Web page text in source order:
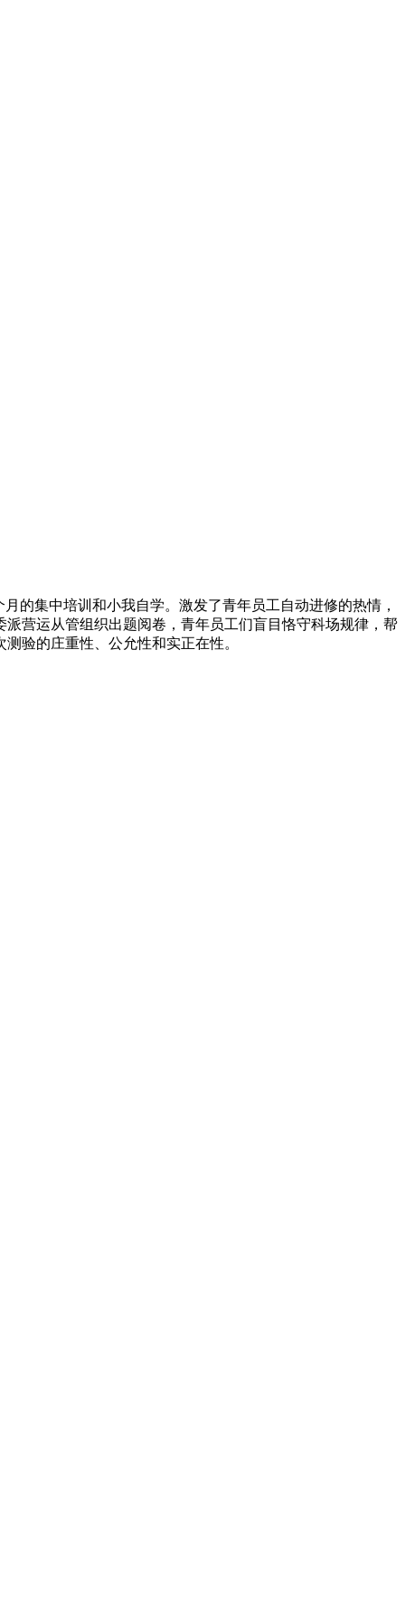
集中培训和小我自学。激发了青年员工自动进修的热情，
营运从管组织出题阅卷，青年员工们盲目恪守科场规律，帮
验的庄重性、公允性和实正在性。